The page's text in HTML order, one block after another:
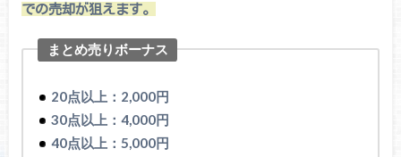
での売却が狙えます。
まとめ売りボーナス
20点以上：2,000円
30点以上：4,000円
40点以上：5,000円